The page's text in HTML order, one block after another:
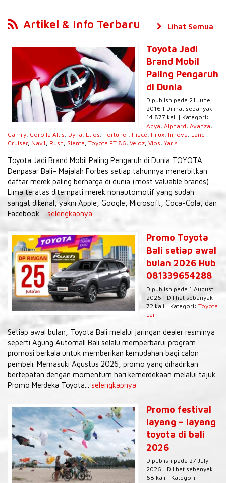
Artikel & Info Terbaru
Toyota Jadi
Brand Mobil
Paling Pengaruh
di Dunia
Dipublish pada 21 June
2016 | Dilihat sebanyak
14.877 kali | Kategori:
Agya, Alphard, Avanza,
Camry, Corolla Altis, Dyna, Etios, Fortuner, Hiace, Hilux, Innova, Land
Cruiser, Nav1 , Rush, Sienta, Toyota FT 86, Veloz, Vios, Yaris
Toyota Jadi Brand Mobil Paling Pengaruh di Dunia TOYOTA
Denpasar Bali– Majalah Forbes setiap tahunnya menerbitkan
daftar merek paling berharga di dunia (most valuable brands).
Lima teratas ditempati merek nonautomotif yang sudah
sangat dikenal, yakni Apple, Google, Microsoft, Coca-Cola, dan
Facebook.... selengkapnya
Promo Toyota
Bali setiap awal
bulan 2026 Hub
081339654288
Dipublish pada 1 August
2026 | Dilihat sebanyak
72 kali | Kategori: Toyota
Lain
Setiap awal bulan, Toyota Bali melalui jaringan dealer resminya
seperti Agung Automall Bali selalu memperbarui program
promosi berkala untuk memberikan kemudahan bagi calon
pembeli. Memasuki Agustus 2026, promo yang dihadirkan
bertepatan dengan momentum hari kemerdekaan melalui tajuk
Promo Merdeka Toyota... selengkapnya
Promo festival
layang – layang
toyota di bali
2026
Dipublish pada 27 July
2026 | Dilihat sebanyak
68 kali | Kategori:
Lihat Semua